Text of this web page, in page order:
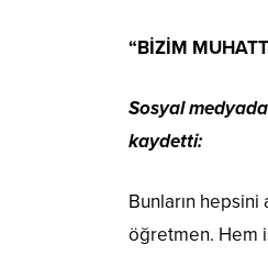
“BİZİM
Sosyal
kaydetti:
Bunların hepsini
öğretmen. Hem